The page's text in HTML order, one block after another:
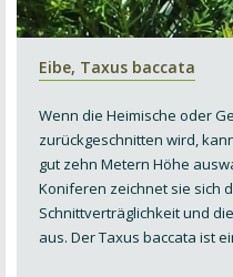
Eibe, Taxus baccata
Wenn die Heimische oder
zurückgeschnitten wird,
gut zehn Metern Höhe
Koniferen zeichnet sie sich
Schnittverträglichkeit und
aus. Der Taxus baccata ist